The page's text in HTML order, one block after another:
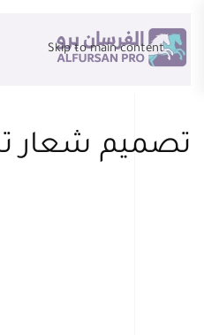
Skip to main content
تصميم شعار